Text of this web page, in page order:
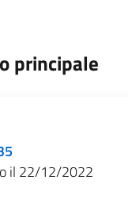
principale
il 22/12/2022